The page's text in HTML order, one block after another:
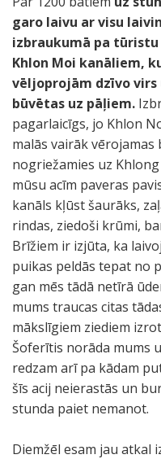
garo laivu ar visu
izbraukumā pa
Khlon Moi kanāliem,
vēljoprojām dzīvo virs
būvētas uz pāļiem.
pagarlaicīgs, jo Khlon
malās vairāk vērojamas
nogriežamies uz
mūsu acīm paveras
kanāls kļūst šaurāks,
rindas, ziedoši krūmi,
Brīžiem ir izjūta, ka
puikas peldās tepat no
gan mēs tādā netīrā
mums traucas citas
mākslīgiem ziediem
Šoferītis norāda mums
redzam arī pa kādam
šīs acij neierastās un
stunda paiet nemanot.
Diemžēl esam jau atkal